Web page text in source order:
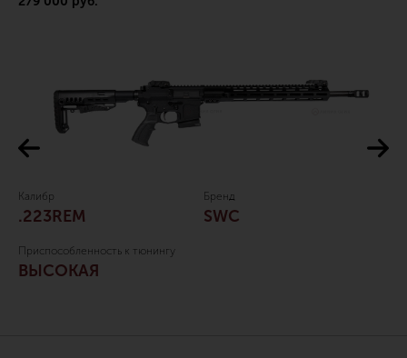
Калибр
.223REM
Бренд
SWC
Приспособленность к тюнингу
ВЫСОКАЯ